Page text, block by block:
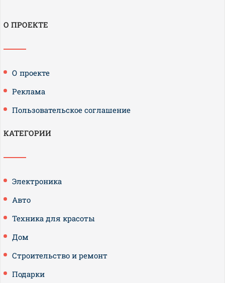
О ПРОЕКТЕ
О проекте
Реклама
Пользовательское соглашение
КАТЕГОРИИ
Электроника
Авто
Техника для красоты
Дом
Строительство и ремонт
Подарки